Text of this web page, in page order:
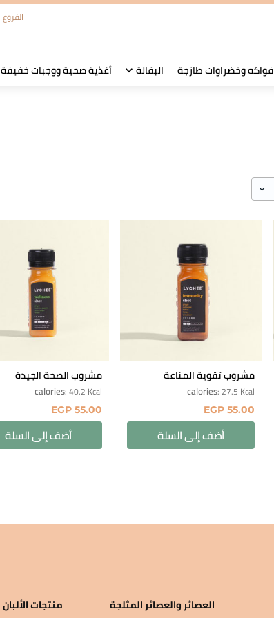
الفروع
فواكه وخضراوات طازجة البقالة أغذية صحية ووجبات خفيفة
مشروب تقوية المناعة
EGP 55.00
أضف إلى السلة
calories: 27.5 Kcal
مشروب الصحة الجيدة
EGP 55.00
أضف إلى السلة
calories: 40.2 Kcal
العصائر والعصائر المثلجة منتجات الألبان